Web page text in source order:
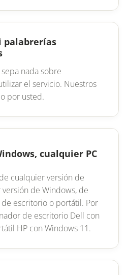
palabrerías
nada sobre
el servicio. Nuestros
por usted.
cualquier PC
cualquier versión de
de Windows, de
escritorio o portátil. Por
de escritorio Dell con
HP con Windows 11.